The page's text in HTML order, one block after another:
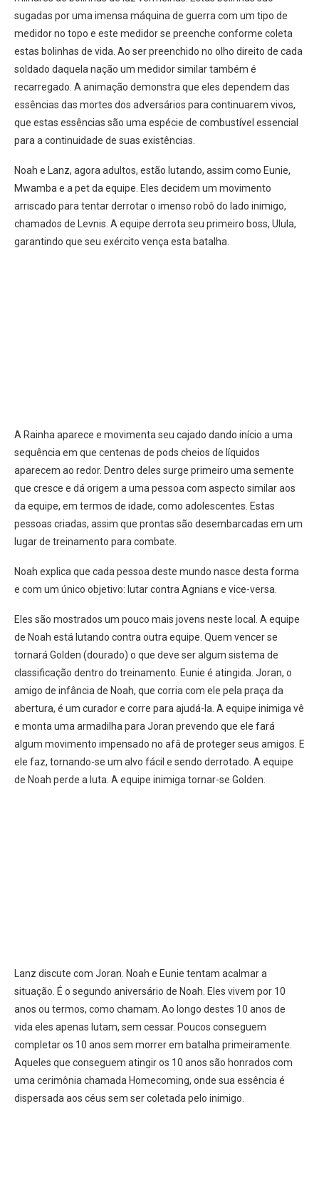
sugadas por uma imensa máquina de guerra com um tipo de
medidor no topo e este medidor se preenche conforme coleta
estas bolinhas de vida. Ao ser preenchido no olho direito de cada
soldado daquela nação um medidor similar também é
recarregado. A animação demonstra que eles dependem das
essências das mortes dos adversários para continuarem vivos,
que estas essências são uma espécie de combustível essencial
para a continuidade de suas existências.
Noah e Lanz, agora adultos, estão lutando, assim como Eunie,
Mwamba e a pet da equipe. Eles decidem um movimento
arriscado para tentar derrotar o imenso robô do lado inimigo,
chamados de Levnis. A equipe derrota seu primeiro boss, Ulula,
garantindo que seu exército vença esta batalha.
A Rainha aparece e movimenta seu cajado dando início a uma
sequência em que centenas de pods cheios de líquidos
aparecem ao redor. Dentro deles surge primeiro uma semente
que cresce e dá origem a uma pessoa com aspecto similar aos
da equipe, em termos de idade, como adolescentes. Estas
pessoas criadas, assim que prontas são desembarcadas em um
lugar de treinamento para combate.
Noah explica que cada pessoa deste mundo nasce desta forma
e com um único objetivo: lutar contra Agnians e vice-versa.
Eles são mostrados um pouco mais jovens neste local. A equipe
de Noah está lutando contra outra equipe. Quem vencer se
tornará Golden (dourado) o que deve ser algum sistema de
classificação dentro do treinamento. Eunie é atingida. Joran, o
amigo de infância de Noah, que corria com ele pela praça da
abertura, é um curador e corre para ajudá-la. A equipe inimiga vê
e monta uma armadilha para Joran prevendo que ele fará
algum movimento impensado no afâ de proteger seus amigos. E
ele faz, tornando-se um alvo fácil e sendo derrotado. A equipe
de Noah perde a luta. A equipe inimiga tornar-se Golden.
Lanz discute com Joran. Noah e Eunie tentam acalmar a
situação. É o segundo aniversário de Noah. Eles vivem por 10
anos ou termos, como chamam. Ao longo destes 10 anos de
vida eles apenas lutam, sem cessar. Poucos conseguem
completar os 10 anos sem morrer em batalha primeiramente.
Aqueles que conseguem atingir os 10 anos são honrados com
uma cerimônia chamada Homecoming, onde sua essência é
dispersada aos céus sem ser coletada pelo inimigo.